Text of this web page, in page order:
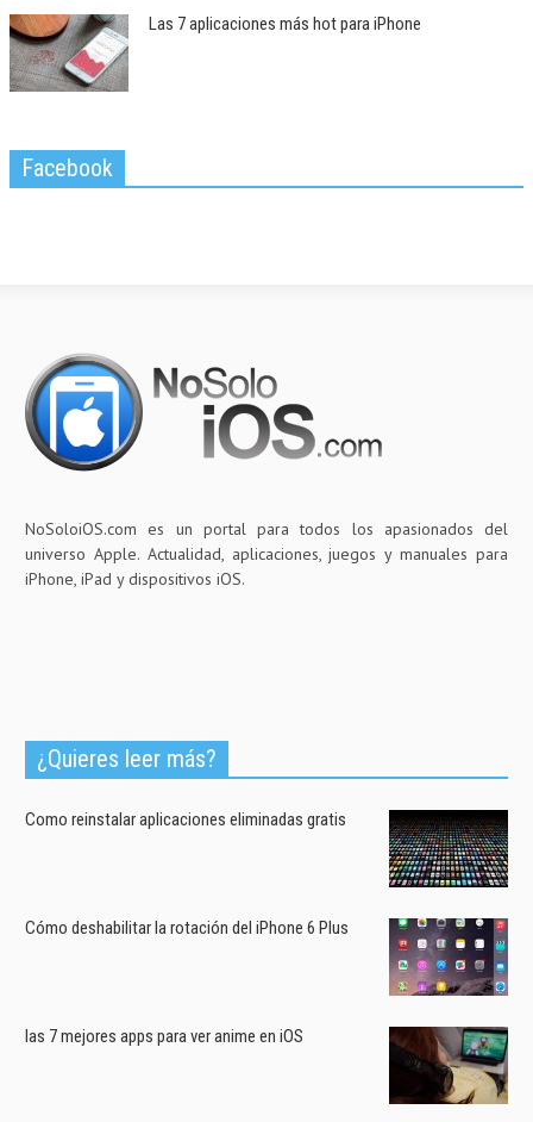
Las 7 aplicaciones más hot para iPhone
Facebook
NoSoloiOS.com es un portal para todos los apasionados del
universo Apple. Actualidad, aplicaciones, juegos y manuales para
iPhone, iPad y dispositivos iOS.
¿Quieres leer más?
Como reinstalar aplicaciones eliminadas gratis
Cómo deshabilitar la rotación del iPhone 6 Plus
las 7 mejores apps para ver anime en iOS